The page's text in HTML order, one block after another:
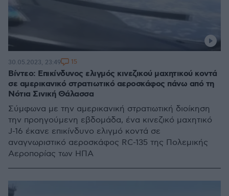
Βίντεο: Επικίνδυνος ελιγμός κινεζικού μαχητικού κοντά
σε αμερικανικό στρατιωτικό αεροσκάφος πάνω από τη
Νότια Σινική Θάλασσα
Σύμφωνα με την αμερικανική στρατιωτική διοίκηση
την προηγούμενη εβδομάδα, ένα κινεζικό μαχητικό
J-16 έκανε επικίνδυνο ελιγμό κοντά σε
αναγνωριστικό αεροσκάφος RC-135 της Πολεμικής
Αεροπορίας των ΗΠΑ
30.05.2023, 23:49 15